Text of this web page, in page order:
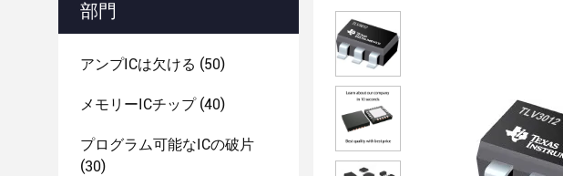
部門
アンプICは欠ける (50)
メモリーICチップ(40)
プログラム可能なICの破片
(30)